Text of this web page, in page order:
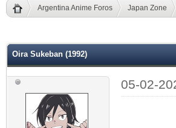
Argentina Anime Foros Japan Zone
Oira Sukeban (1992)
05-02-